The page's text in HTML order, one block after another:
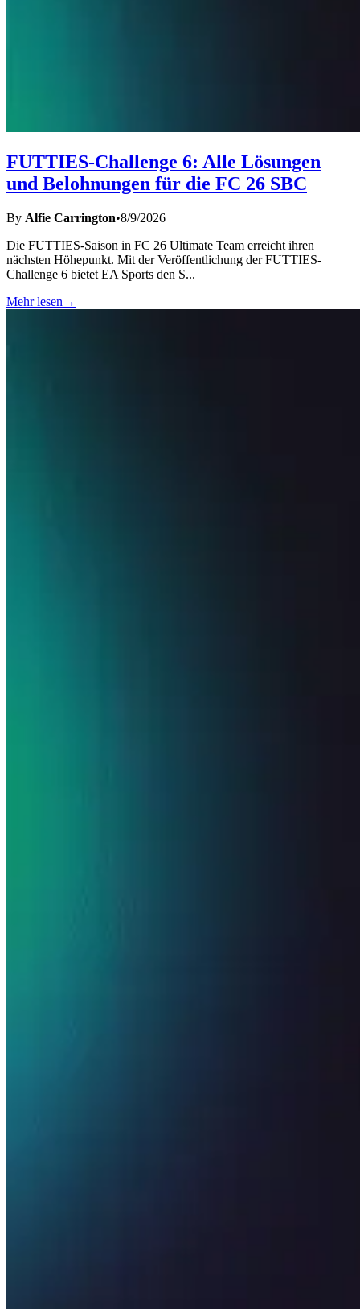
FUTTIES-Challenge 6: Alle Lösungen
und Belohnungen für die FC 26 SBC
By Alfie Carrington•8/9/2026
Die FUTTIES-Saison in FC 26 Ultimate Team erreicht ihren
nächsten Höhepunkt. Mit der Veröffentlichung der FUTTIES-
Challenge 6 bietet EA Sports den S...
Mehr lesen →